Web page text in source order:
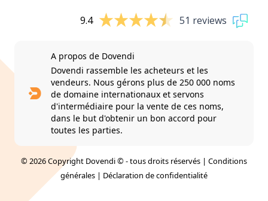
9.4 51 reviews
A propos de Dovendi
Dovendi rassemble les acheteurs et les
vendeurs. Nous gérons plus de 250 000 noms
de domaine internationaux et servons
d'intermédiaire pour la vente de ces noms,
dans le but d'obtenir un bon accord pour
toutes les parties.
© 2026 Copyright Dovendi © - tous droits réservés | Conditions
générales | Déclaration de confidentialité